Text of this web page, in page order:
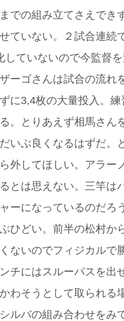
での組み立てさえでき
ていない。２試合連続
していないので今監督
ーゴさんは試合の流れ
に3,4枚の大量投入。
。とりあえず相馬さん
いぶ良くなるはずだ。
外してほしい。アラー
とは思えない。三竿
ーになっているのだろ
ひどい。前半の松村か
ないのでフィジカルで
チにはスルーパスを出
わそうとして取られ
ルバの組み合わせをみ